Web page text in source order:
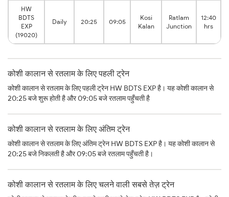
HW
BDTS
EXP
(19020)
Daily 20:25 09:05
Kosi
Kalan
Ratlam
Junction
12:40
hrs
कोशी कालान से रतलाम के लिए पहली ट्रेन
कोशी कालान से रतलाम के लिए पहली ट्रेन HW BDTS EXP है। यह कोशी कालान से
20:25 बजे शुरू होती है और 09:05 बजे रतलाम पहुँचती है
कोशी कालान से रतलाम के लिए अंतिम ट्रेन
कोशी कालान से रतलाम के लिए अंतिम ट्रेन HW BDTS EXP है। यह कोशी कालान से
20:25 बजे निकलती है और 09:05 बजे रतलाम पहुँचती है।
कोशी कालान से रतलाम के लिए चलने वाली सबसे तेज़ ट्रेन